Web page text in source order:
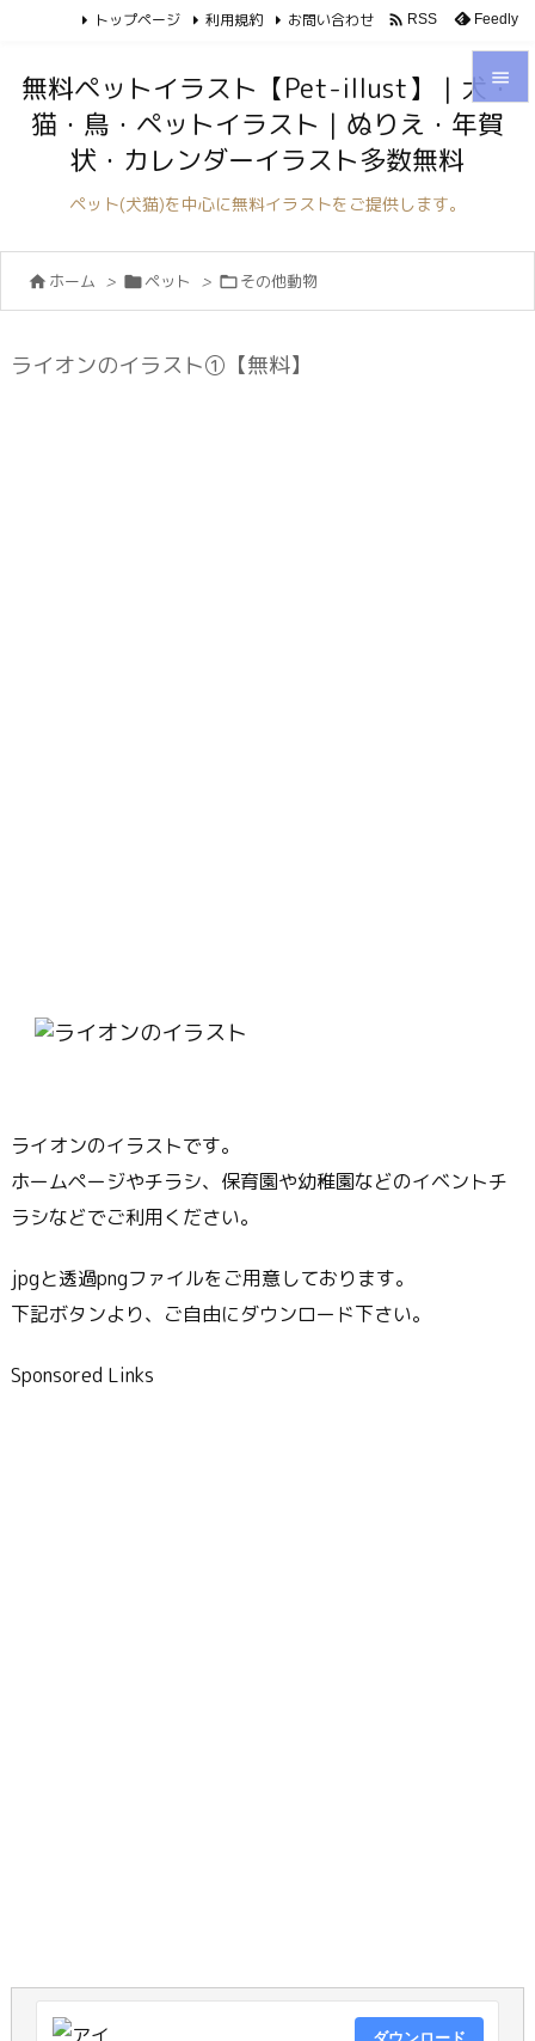



トップページ 利用規約 お問い合わせ  RSS Feedly
無料ペットイラスト【Pet-illust】｜犬・
猫・鳥・ペットイラスト｜ぬりえ・年賀
状・カレンダーイラスト多数無料
ペット(犬猫)を中心に無料イラストをご提供します。
 ホーム > ペット > その他動物
ライオンのイラスト①【無料】
ライオンのイラストです。
ホームページやチラシ、保育園や幼稚園などのイベントチ
ラシなどでご利用ください。
jpgと透過pngファイルをご用意しております。
下記ボタンより、ご自由にダウンロード下さい。
Sponsored Links